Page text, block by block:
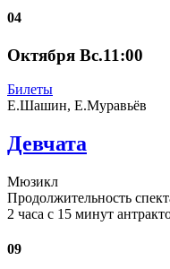
04
Октября Вс.11:00
Билеты
Е.Шашин, Е.Муравьёв
Девчата
Мюзикл
Продолжительность
2 часа с 15 минут
09